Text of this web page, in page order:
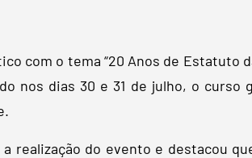
com o tema “20 Anos de Estatuto
nos dias 30 e 31 de julho, o
realização do evento e destacou